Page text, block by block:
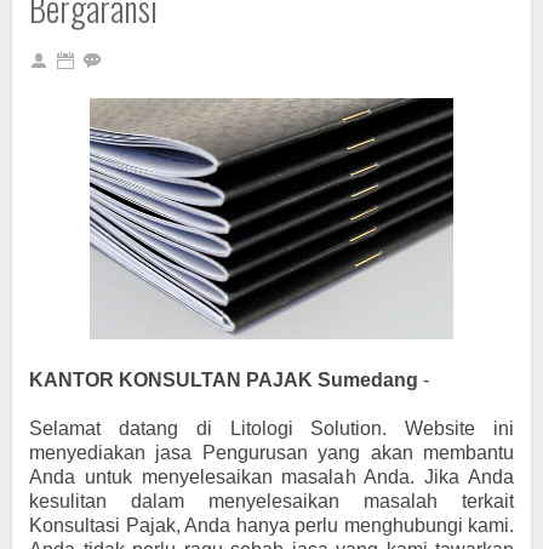
KANTOR KONSULTAN PAJAK Sumedang -
Selamat datang di Litologi Solution. Website ini
menyediakan jasa Pengurusan yang akan membantu
Anda untuk menyelesaikan masalah Anda. Jika Anda
kesulitan dalam menyelesaikan masalah terkait
Konsultasi Pajak, Anda hanya perlu menghubungi kami.